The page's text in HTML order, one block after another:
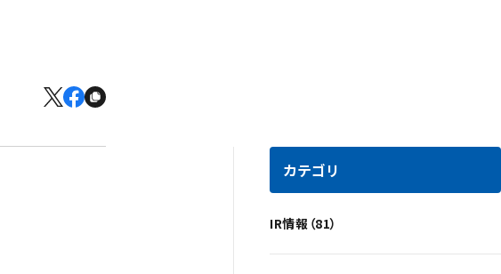
カテゴリ
IR情報（81）